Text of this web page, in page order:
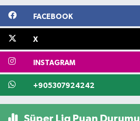
FACEBOOK
X
INSTAGRAM
+905307924242
Süper Lig Puan Durumu